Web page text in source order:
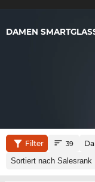
DAMEN
Filter 39